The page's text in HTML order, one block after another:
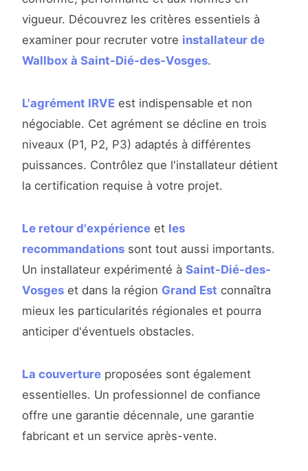
vigueur. Découvrez les critères essentiels à
examiner pour recruter votre installateur de
Wallbox à Saint-Dié-des-Vosges.
L'agrément IRVE est indispensable et non
négociable. Cet agrément se décline en trois
niveaux (P1, P2, P3) adaptés à différentes
puissances. Contrôlez que l'installateur détient
la certification requise à votre projet.
Le retour d'expérience et les
recommandations sont tout aussi importants.
Un installateur expérimenté à Saint-Dié-des-
Vosges et dans la région Grand Est connaîtra
mieux les particularités régionales et pourra
anticiper d'éventuels obstacles.
La couverture proposées sont également
essentielles. Un professionnel de confiance
offre une garantie décennale, une garantie
fabricant et un service après-vente.